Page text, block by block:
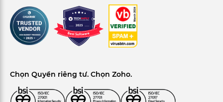
Chọn Quyền riêng tư. Chọn Zoho.